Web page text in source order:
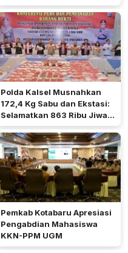
Lahan
Polda Kalsel Musnahkan
172,4 Kg Sabu dan Ekstasi:
Selamatkan 863 Ribu Jiwa
dan Hemat Biaya Rehab Rp.
4,3 Triliun
Pemkab Kotabaru Apresiasi
Pengabdian Mahasiswa
KKN-PPM UGM